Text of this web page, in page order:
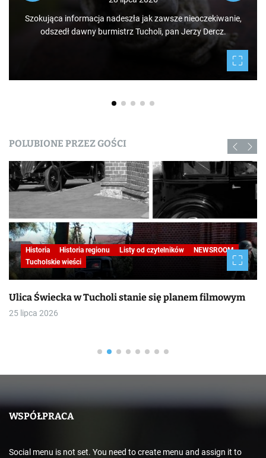
po świecie. Mamy niezwykłe szczęście żyć w
Tucholskich i korzystać i to w dodatku za darmo z
daje nam natura.
POLUBIONE PRZEZ GOŚCI
Historia Historia regionu Listy od czytelników
NEWSROOM
Tucholskie wieści
Ulica Świecka w Tucholi stanie się planem filmowym
25 lipca 2026
WSPÓŁPRACA
Social menu is not set. You need to create menu and assign it to